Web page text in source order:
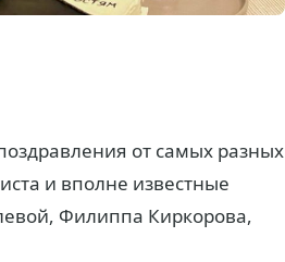
от самых разных
и вполне известные
Филиппа Киркорова,